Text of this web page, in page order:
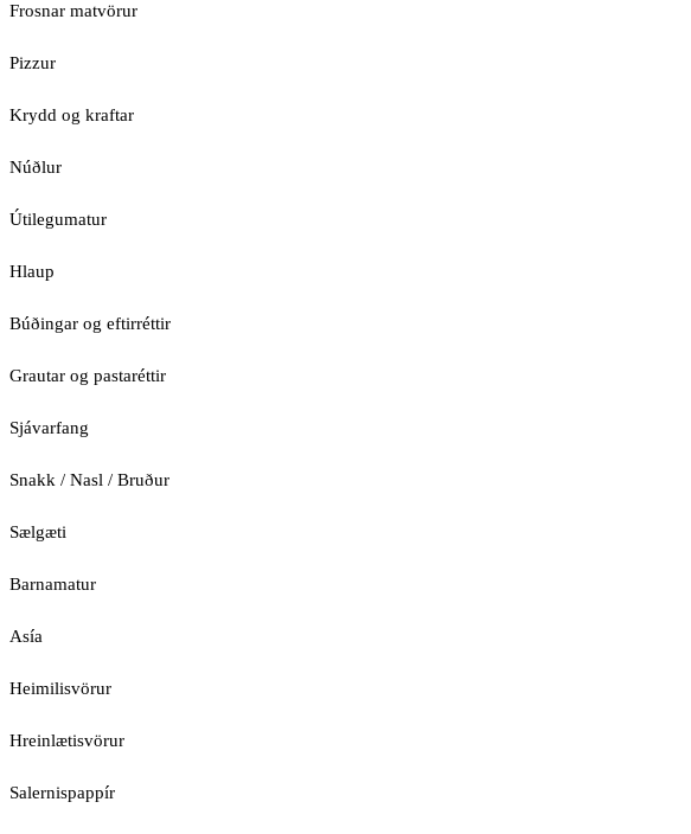
Frosnar matvörur
Pizzur
Krydd og kraftar
Núðlur
Útilegumatur
Hlaup
Búðingar og eftirréttir
Grautar og pastaréttir
Sjávarfang
Snakk / Nasl / Bruður
Sælgæti
Barnamatur
Asía
Heimilisvörur
Hreinlætisvörur
Salernispappír